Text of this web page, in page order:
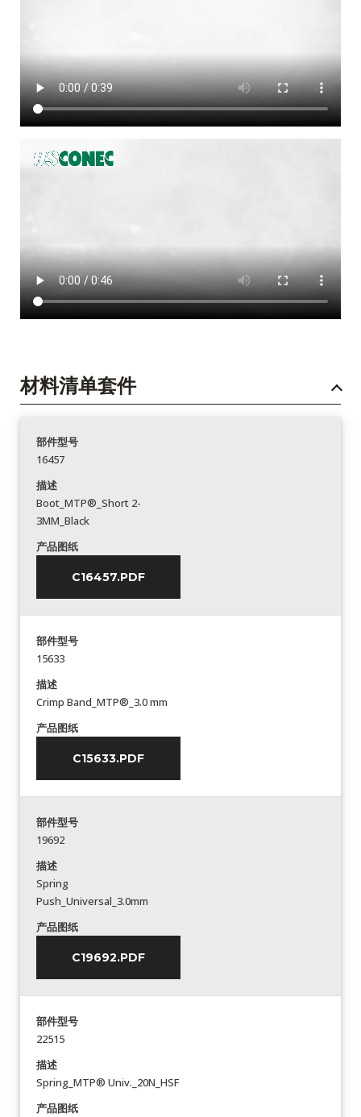
材料清单套件
部件型号
16457
描述
Boot_MTP®_Short 2-
3MM_Black
产品图纸
C16457.PDF
部件型号
15633
描述
Crimp Band_MTP®_3.0 mm
产品图纸
C15633.PDF
部件型号
19692
描述
Spring
Push_Universal_3.0mm
产品图纸
C19692.PDF
部件型号
22515
描述
Spring_MTP® Univ._20N_HSF
产品图纸